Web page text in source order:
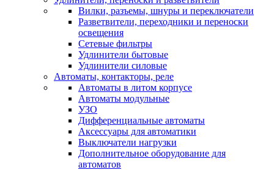
Вилки, разъемы, шнуры и переключатели
Разветвители, переходники и переноски
освещения
Сетевые фильтры
Удлинители бытовые
Удлинители силовые
Автоматы, контакторы, реле
Автоматы в литом корпусе
Автоматы модульные
УЗО
Дифференциальные автоматы
Аксессуары для автоматики
Выключатели нагрузки
Дополнительное оборудование для
автоматов